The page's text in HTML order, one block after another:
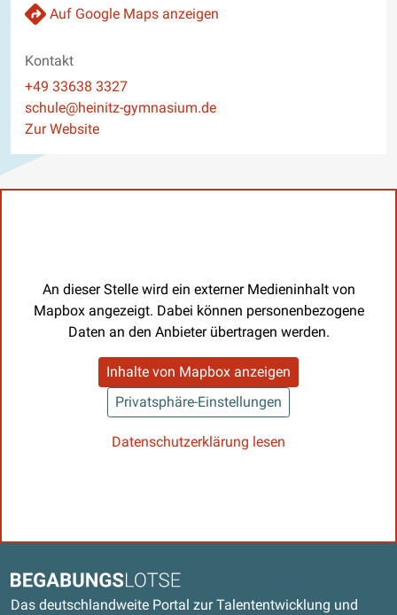
Auf Google Maps anzeigen
Kontakt
Telefon
+49 33638 3327
E-Mail
schule@heinitz-gymnasium.de
Website
Zur Website
An dieser Stelle wird ein externer Medieninhalt von
Mapbox angezeigt. Dabei können personenbezogene
Daten an den Anbieter übertragen werden.
Inhalte von Mapbox anzeigen
Privatsphäre-Einstellungen
Datenschutzerklärung lesen
Begabungslotse
Das deutschlandweite Portal zur Talententwicklung und